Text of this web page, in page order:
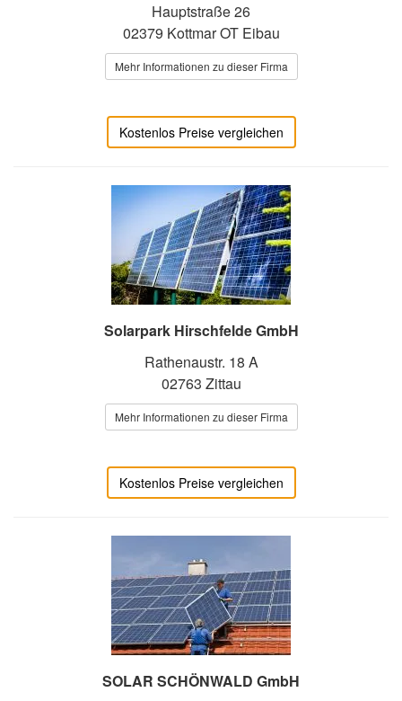
Hauptstraße 26
02379 Kottmar OT Eibau
Mehr Informationen zu dieser Firma
Kostenlos Preise vergleichen
Solarpark Hirschfelde GmbH
Rathenaustr. 18 A
02763 Zittau
Mehr Informationen zu dieser Firma
Kostenlos Preise vergleichen
SOLAR SCHÖNWALD GmbH